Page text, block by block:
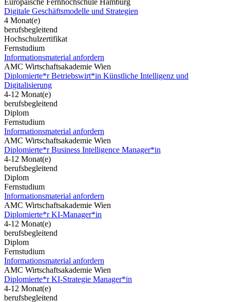
Digitale Geschäftsmodelle und Strategien
4 Monat(e)
berufsbegleitend
Hochschulzertifikat
Fernstudium
Informationsmaterial anfordern
AMC Wirtschaftsakademie Wien
Diplomierte*r Betriebswirt*in Künstliche Intelligenz und
Digitalisierung
4-12 Monat(e)
berufsbegleitend
Diplom
Fernstudium
Informationsmaterial anfordern
AMC Wirtschaftsakademie Wien
Diplomierte*r Business Intelligence Manager*in
4-12 Monat(e)
berufsbegleitend
Diplom
Fernstudium
Informationsmaterial anfordern
AMC Wirtschaftsakademie Wien
Diplomierte*r KI-Manager*in
4-12 Monat(e)
berufsbegleitend
Diplom
Fernstudium
Informationsmaterial anfordern
AMC Wirtschaftsakademie Wien
Diplomierte*r KI-Strategie Manager*in
4-12 Monat(e)
berufsbegleitend